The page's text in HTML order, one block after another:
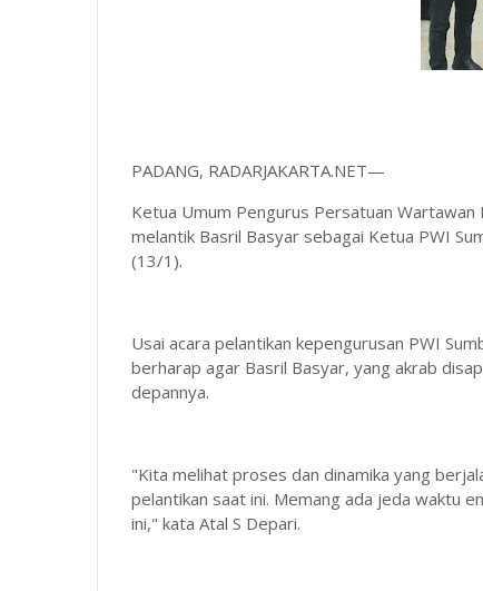
PADANG, RADARJAKARTA.NET—
Ketua Umum Pengurus Persatuan
melantik Basril Basyar sebagai Ketua PWI
(13/1).
Usai acara pelantikan kepengurusan PWI
berharap agar Basril Basyar, yang akrab
depannya.
"Kita melihat proses dan dinamika yang
pelantikan saat ini. Memang ada jeda waktu
ini," kata Atal S Depari.